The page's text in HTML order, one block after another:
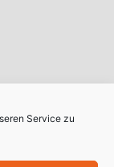
Service zu